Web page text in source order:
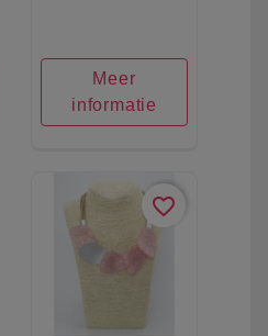
Meer
informatie
favorite_border